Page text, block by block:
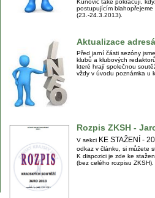
Kunovic také pokračují,
postupujícím
(23.-24.3.2013).
Aktualizace
Před jarní části sezóny
klubů a klubových
které hrají společnou
vždy v úvodu poznámka u
Rozpis ZKSH -
V sekci KE STAŽENÍ -
odkaz v článku, si můžete
K dispozici je zde ke
(bez celého rozpisu ZKSH).